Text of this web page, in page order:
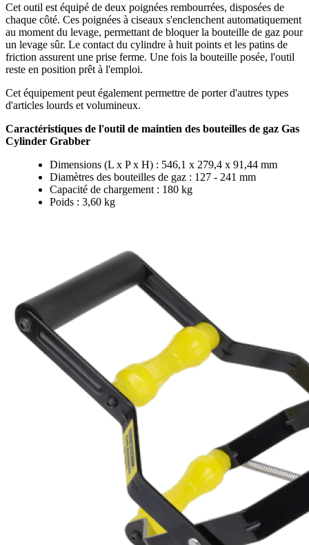
Cet outil est équipé de deux poignées rembourrées, disposées de
chaque côté. Ces poignées à ciseaux s'enclenchent automatiquement
au moment du levage, permettant de bloquer la bouteille de gaz pour
un levage sûr. Le contact du cylindre à huit points et les patins de
friction assurent une prise ferme. Une fois la bouteille posée, l'outil
reste en position prêt à l'emploi.
Cet équipement peut également permettre de porter d'autres types
d'articles lourds et volumineux.
Caractéristiques de l'outil de maintien des bouteilles de gaz Gas
Cylinder Grabber
Dimensions (L x P x H) : 546,1 x 279,4 x 91,44 mm
Diamètres des bouteilles de gaz : 127 - 241 mm
Capacité de chargement : 180 kg
Poids : 3,60 kg